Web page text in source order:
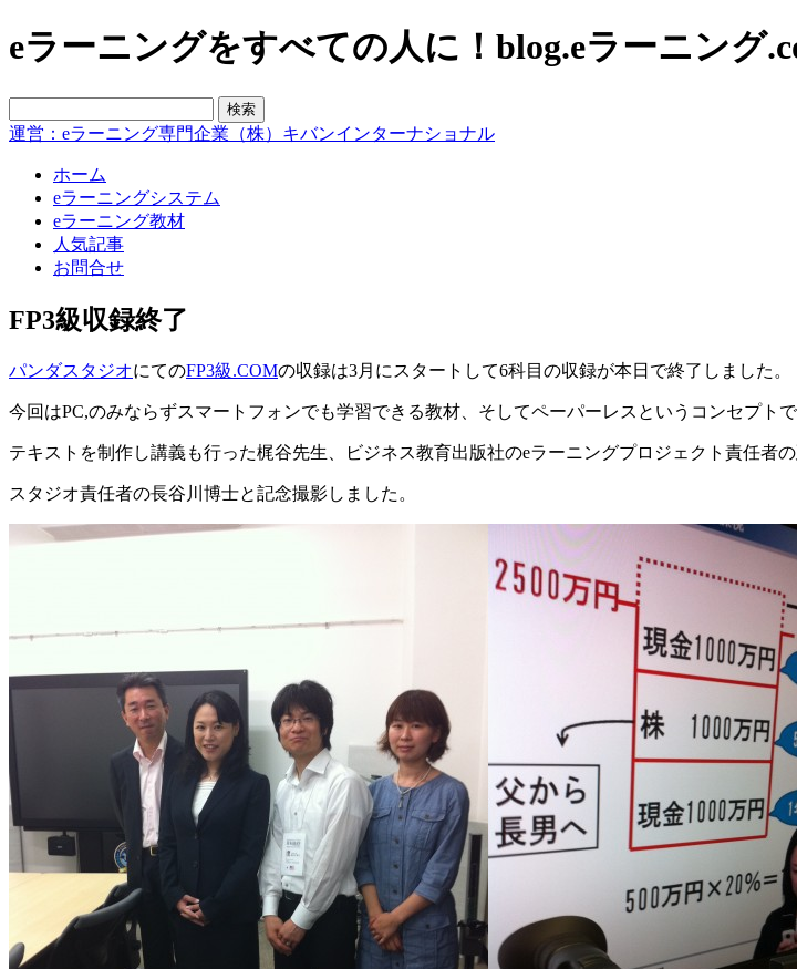
eラーニングをすべての人に！blog.eラーニング
運営：eラーニング専門企業（株）キバンインターナショナル
ホーム
eラーニングシステム
eラーニング教材
人気記事
お問合せ
FP3級収録終了
パンダスタジオにてのFP3級.COMの収録は3月にスタートして6科目の収録が本日で終了しました。
今回はPC,のみならずスマートフォンでも学習できる教材、そしてペーパーレスというコンセプト
テキストを制作し講義も行った梶谷先生、ビジネス教育出版社のeラーニングプロジェクト責任者
スタジオ責任者の長谷川博士と記念撮影しました。